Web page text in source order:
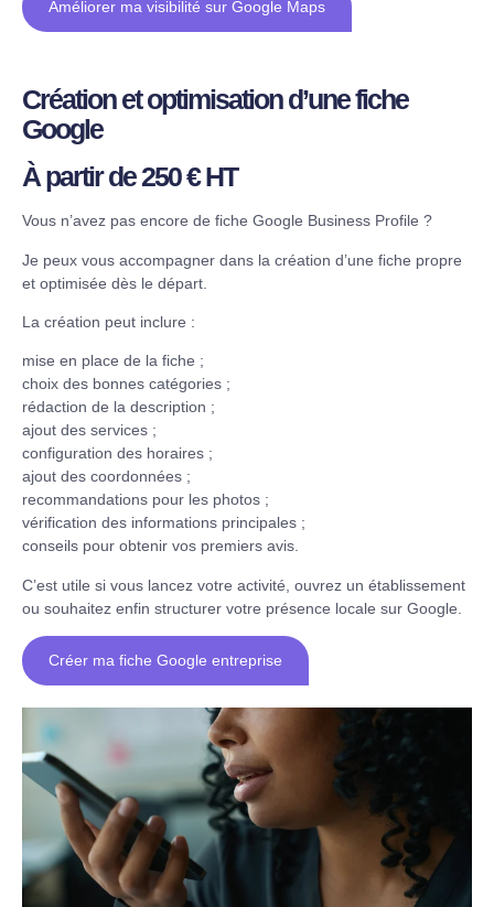
Améliorer ma visibilité sur Google Maps
Création et optimisation d’une fiche
Google
À partir de 250 € HT
Vous n’avez pas encore de fiche Google Business Profile ?
Je peux vous accompagner dans la création d’une fiche propre
et optimisée dès le départ.
La création peut inclure :
mise en place de la fiche ;
choix des bonnes catégories ;
rédaction de la description ;
ajout des services ;
configuration des horaires ;
ajout des coordonnées ;
recommandations pour les photos ;
vérification des informations principales ;
conseils pour obtenir vos premiers avis.
C’est utile si vous lancez votre activité, ouvrez un établissement
ou souhaitez enfin structurer votre présence locale sur Google.
Créer ma fiche Google entreprise